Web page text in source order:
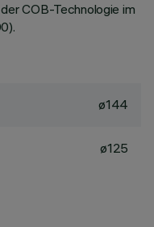
COB-Technologie im
ø144
ø125